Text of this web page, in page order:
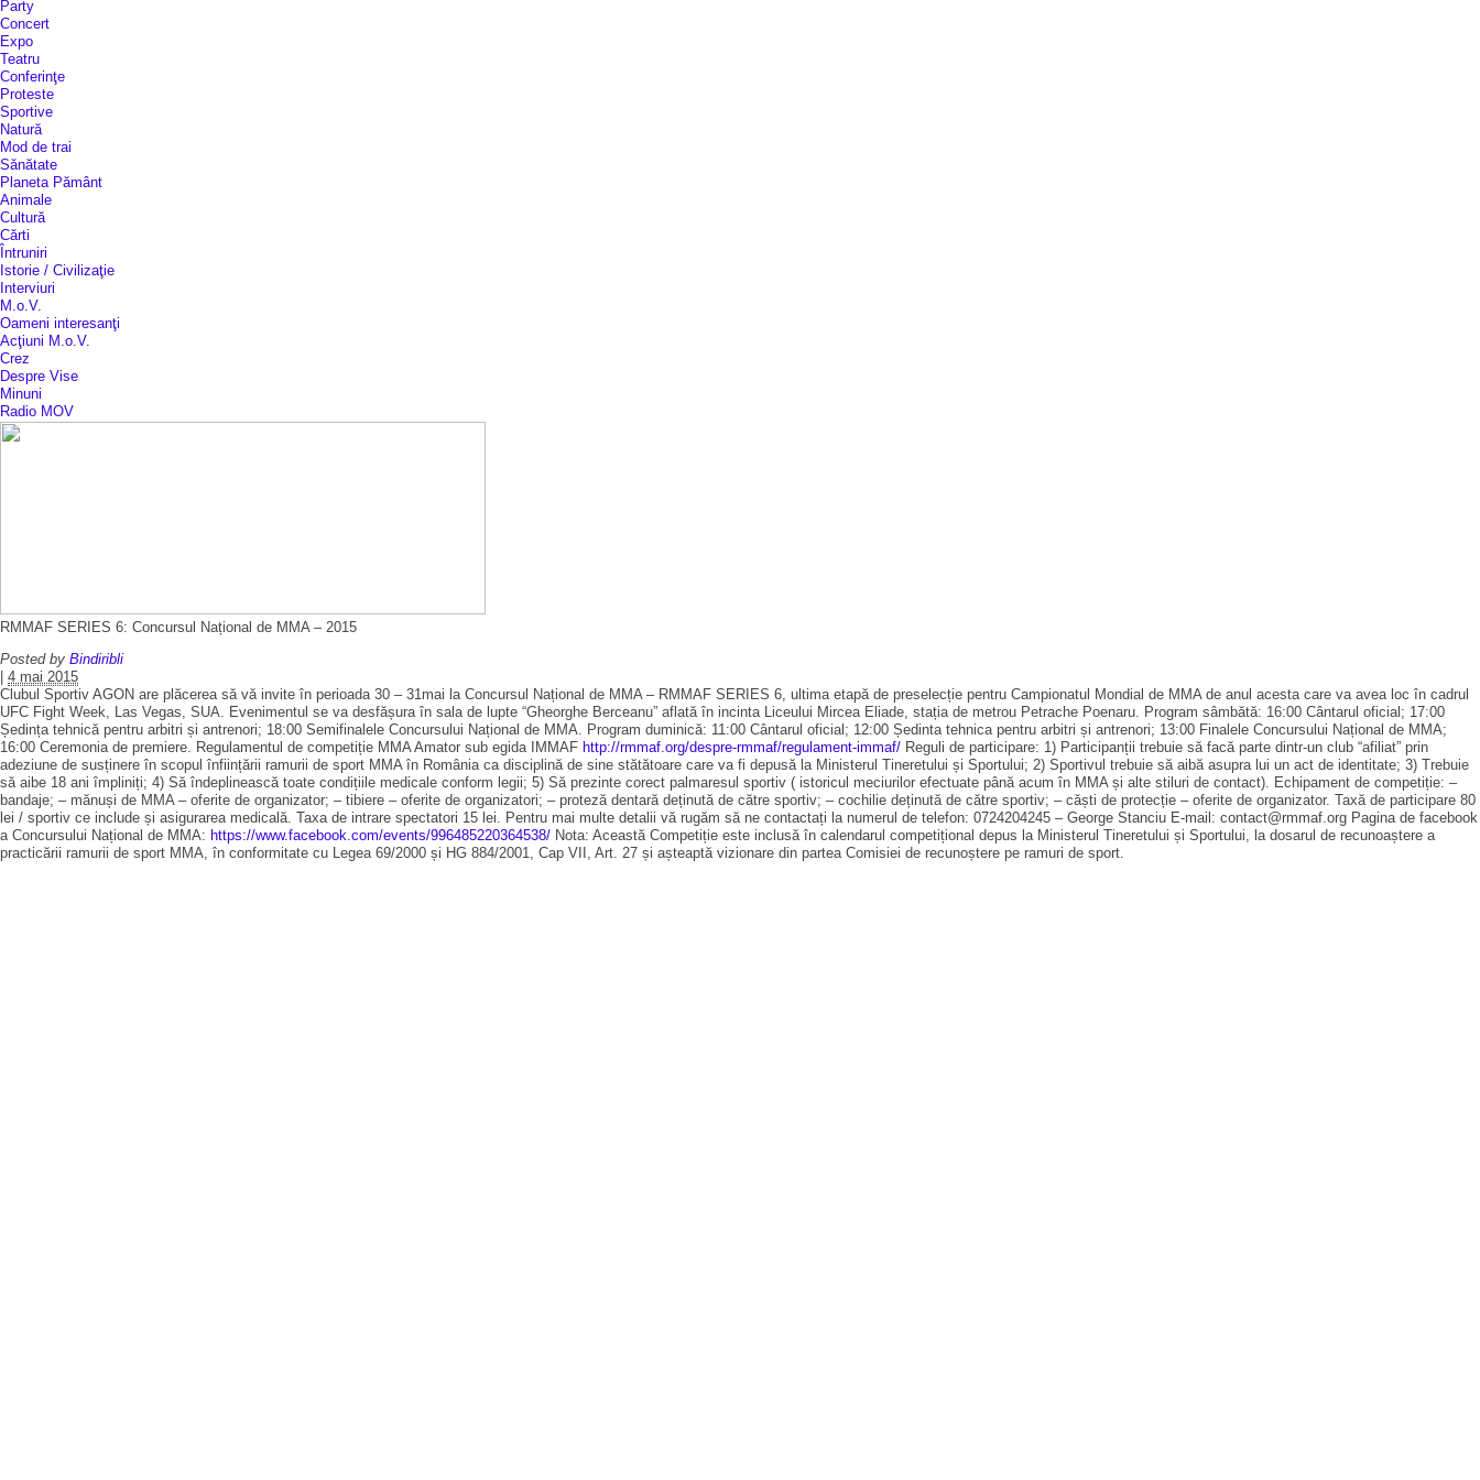
Party
Concert
Expo
Teatru
Conferinţe
Proteste
Sportive
Natură
Mod de trai
Sănătate
Planeta Pământ
Animale
Cultură
Cărti
Întruniri
Istorie / Civilizaţie
Interviuri
M.o.V.
Oameni interesanţi
Acţiuni M.o.V.
Crez
Despre Vise
Minuni
Radio MOV
RMMAF SERIES 6: Concursul Național de MMA – 2015
Posted by Bindiribli
4 mai 2015
Clubul Sportiv AGON are plăcerea să vă invite în perioada 30 – 31mai la Concursul Național de MMA – RMMAF SERIES 6, ultima etapă de preselecție pentru Campionatul Mondial de MMA de anul acesta care va avea loc în cadrul
UFC Fight Week, Las Vegas, SUA. Evenimentul se va desfășura în sala de lupte “Gheorghe Berceanu” aflată în incinta Liceului Mircea Eliade, stația de metrou Petrache Poenaru. Program sâmbătă: 16:00 Cântarul oficial; 17:00
Ședința tehnică pentru arbitri și antrenori; 18:00 Semifinalele Concursului Național de MMA. Program duminică: 11:00 Cântarul oficial; 12:00 Ședinta tehnica pentru arbitri și antrenori; 13:00 Finalele Concursului Național de MMA;
16:00 Ceremonia de premiere. Regulamentul de competiție MMA Amator sub egida IMMAF http://rmmaf.org/despre-rmmaf/regulament-immaf/ Reguli de participare: 1) Participanții trebuie să facă parte dintr-un club “afiliat” prin
adeziune de susținere în scopul înființării ramurii de sport MMA în România ca disciplină de sine stătătoare care va fi depusă la Ministerul Tineretului și Sportului; 2) Sportivul trebuie să aibă asupra lui un act de identitate; 3) Trebuie
să aibe 18 ani împliniți; 4) Să îndeplinească toate condițiile medicale conform legii; 5) Să prezinte corect palmaresul sportiv ( istoricul meciurilor efectuate până acum în MMA și alte stiluri de contact). Echipament de competiție: –
bandaje; – mănuși de MMA – oferite de organizator; – tibiere – oferite de organizatori; – proteză dentară deținută de către sportiv; – cochilie deținută de către sportiv; – căști de protecție – oferite de organizator. Taxă de participare 80
lei / sportiv ce include și asigurarea medicală. Taxa de intrare spectatori 15 lei. Pentru mai multe detalii vă rugăm să ne contactați la numerul de telefon: 0724204245 – George Stanciu E-mail: contact@rmmaf.org Pagina de facebook
a Concursului Național de MMA: https://www.facebook.com/events/996485220364538/ Nota: Această Competiție este inclusă în calendarul competițional depus la Ministerul Tineretului și Sportului, la dosarul de recunoaștere a
practicării ramurii de sport MMA, în conformitate cu Legea 69/2000 și HG 884/2001, Cap VII, Art. 27 și așteaptă vizionare din partea Comisiei de recunoștere pe ramuri de sport.